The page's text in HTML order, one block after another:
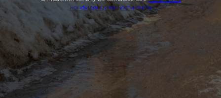
конфиденциальности сайта